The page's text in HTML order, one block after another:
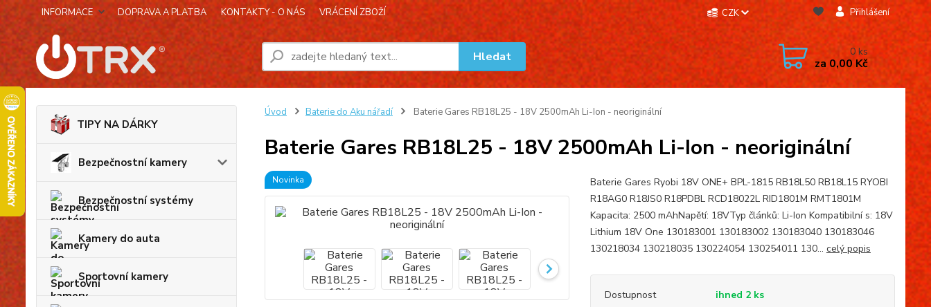
INFORMACE DOPRAVA A PLATBA KONTAKTY - O NÁS VRÁCENÍ ZBOŽÍ CZK Přihlášení
Hledat 0ks
za0,00 Kč
TIPY NA DÁRKY
Bezpečnostní kamery
Bezpečnostní systémy
Kamery do auta
Sportovní kamery
Úvod Baterie do Aku nářadí Baterie Gares RB18L25 - 18V 2500mAh Li-Ion - neoriginální
Baterie Gares RB18L25 - 18V 2500mAh Li-Ion - neoriginální
Novinka
Baterie Gares Ryobi 18V ONE+ BPL-1815 RB18L50 RB18L15 RYOBI
R18AG0 R18JS0 R18PDBL RCD18022L RID1801M RMT1801M
Kapacita: 2500 mAhNapětí: 18VTyp článků: Li-Ion Kompatibilní s: 18V
Lithium 18V One 130183001 130183002 130183040 130183046
130218034 130218035 130224054 130254011 130... celý popis
Dostupnost
ihned 2 ks